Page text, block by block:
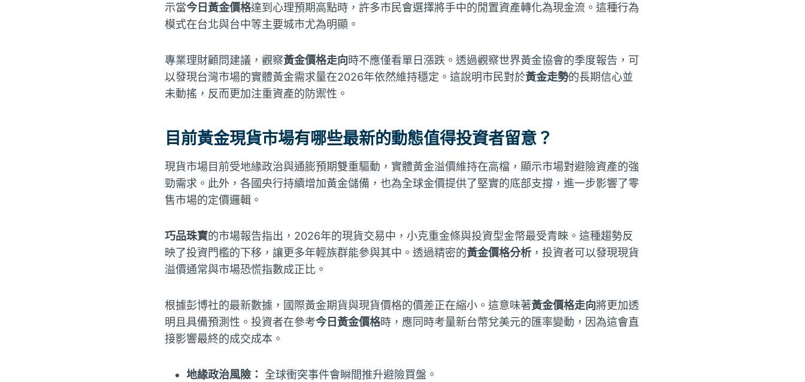
示當今日黃金價格達到心理預期高點時，許多市民會選擇將手中的閒置資產轉化為現金流。這種行為
模式在台北與台中等主要城市尤為明顯。
專業理財顧問建議，觀察黃金價格走向時不應僅看單日漲跌。透過觀察世界黃金協會的季度報告，可
以發現台灣市場的實體黃金需求量在2026年依然維持穩定。這說明市民對於黃金走勢的長期信心並
未動搖，反而更加注重資產的防禦性。
目前黃金現貨市場有哪些最新的動態值得投資者留意？
現貨市場目前受地緣政治與通膨預期雙重驅動，實體黃金溢價維持在高檔，顯示市場對避險資產的強
勁需求。此外，各國央行持續增加黃金儲備，也為全球金價提供了堅實的底部支撐，進一步影響了零
售市場的定價邏輯。
巧品珠寶的市場報告指出，2026年的現貨交易中，小克重金條與投資型金幣最受青睞。這種趨勢反
映了投資門檻的下移，讓更多年輕族群能參與其中。透過精密的黃金價格分析 ，投資者可以發現現貨
溢價通常與市場恐慌指數成正比。
根據彭博社的最新數據，國際黃金期貨與現貨價格的價差正在縮小。這意味著黃金價格走向將更加透
明且具備預測性。投資者在參考今日黃金價格時，應同時考量新台幣兌美元的匯率變動，因為這會直
接影響最終的成交成本。
地緣政治風險：
全球衝突事件會瞬間推升避險買盤。